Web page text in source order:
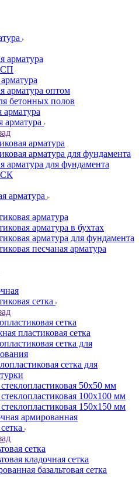
арматура
арматура оптом
бетонных полов
арматура
арматура
арматура для фундамента
арматура для фундамента
арматура
арматура
арматура в бухтах
арматура для фундамента
песчаная арматура
сетка
сетка
пластиковая сетка
сетка для
сетка для
50x50 мм
100x100 мм
150x150 мм
армированная
сетка
кладочная сетка
базальтовая сетка